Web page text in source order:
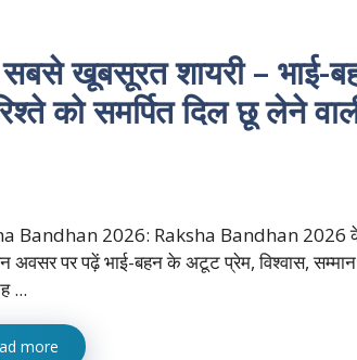
खूबसूरत शायरी – भाई-
को समर्पित दिल छू लेने
Bandhan 2026: Raksha Bandhan 2026
अवसर पर पढ़ें भाई-बहन के अटूट प्रेम, विश्वास, सम्मान
...
more